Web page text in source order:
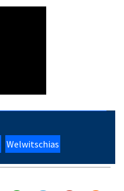
Welwitschias